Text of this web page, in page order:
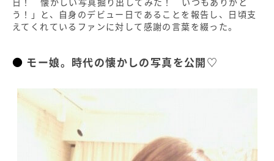
う！」と、自身のデビュー日であることを報告し、日頃支
えてくれているファンに対して感謝の言葉を綴った。
モー娘。時代の懐かしの写真を公開♡